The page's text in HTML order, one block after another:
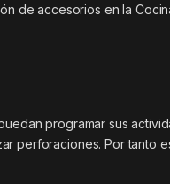
de accesorios en la
programar sus
perforaciones. Por tanto